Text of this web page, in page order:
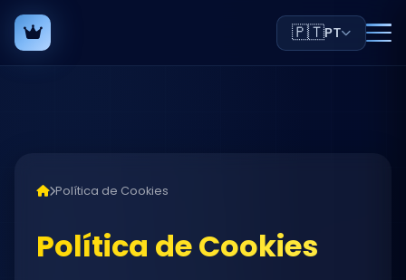
🇵🇹PT
Política de Cookies
Política de Cookies